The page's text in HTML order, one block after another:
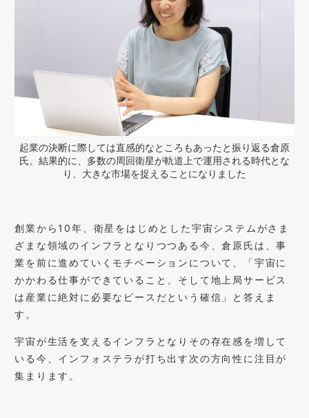
起業の決断に際しては直感的なところもあったと振り返る倉原
氏。結果的に、多数の周回衛星が軌道上で運用される時代とな
り、大きな市場を捉えることになりました
創業から10年、衛星をはじめとした宇宙システムがさま
ざまな領域のインフラとなりつつある今、倉原氏は、事
業を前に進めていくモチベーションについて、「宇宙に
かかわる仕事ができていること、そして地上局サービス
は産業に絶対に必要なピースだという確信」と答えま
す。
宇宙が生活を支えるインフラとなりその存在感を増して
いる今、インフォステラが打ち出す次の方向性に注目が
集まります。